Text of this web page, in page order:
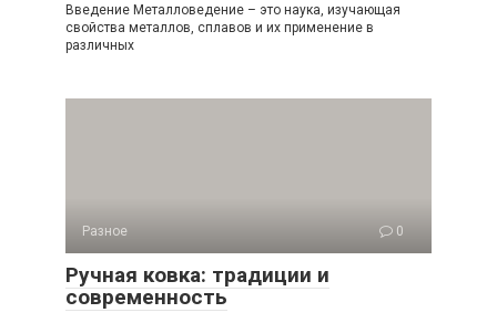
Введение Металловедение – это наука, изучающая
свойства металлов, сплавов и их применение в
различных
Разное 0
Ручная ковка: традиции и
современность